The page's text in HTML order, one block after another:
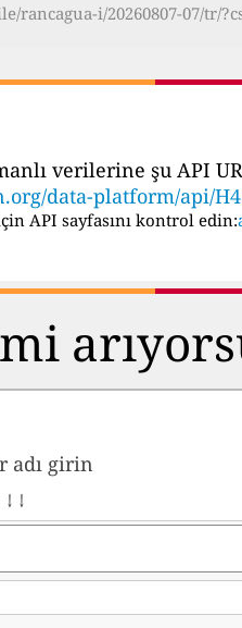
rancagua-i/20260807-07/tr/
verilerine şu API
data-platform/api/
API sayfasını kontrol edin:
adı girin
↓ ↓